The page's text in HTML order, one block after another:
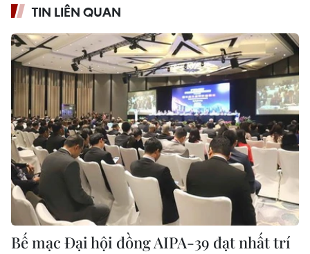
TIN LIÊN QUAN
Bế mạc Đại hội đồng AIPA-39 đạt nhất trí